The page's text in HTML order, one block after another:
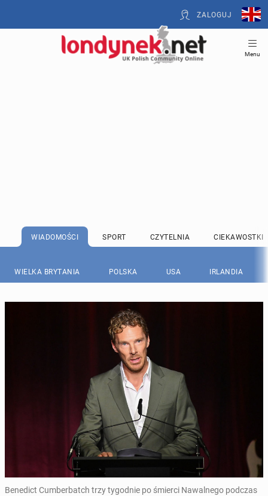
ZALOGUJ
Menu
WIADOMOŚCI SPORT CZYTELNIA CIEKAWOSTKI
WIELKA BRYTANIA POLSKA USA IRLANDIA
Benedict Cumberbatch trzy tygodnie po śmierci Nawalnego podczas